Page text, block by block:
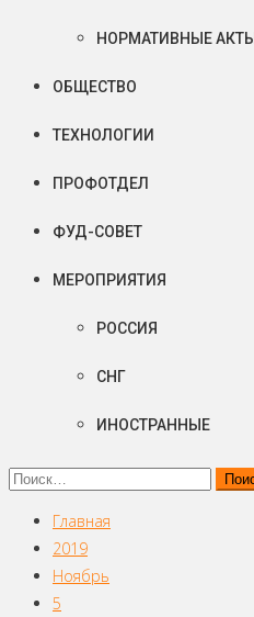
НОРМАТИВНЫЕ АКТЫ
ОБЩЕСТВО
ТЕХНОЛОГИИ
ПРОФОТДЕЛ
ФУД-СОВЕТ
МЕРОПРИЯТИЯ
РОССИЯ
СНГ
ИНОСТРАННЫЕ
Найти:
Главная
2019
Ноябрь
5